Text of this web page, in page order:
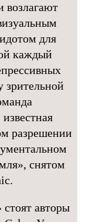
возлагают
для
каждый
зрительной
разрешении
снятом
авторы